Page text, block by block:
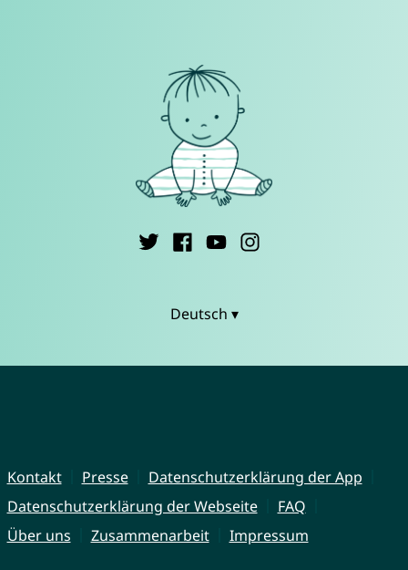
Deutsch ▾
Kontakt Presse
Datenschutzerklärung der App
Datenschutzerklärung der Webseite
FAQ
Über uns
Zusammenarbeit Impressum